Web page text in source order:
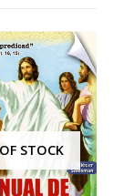
STOCK